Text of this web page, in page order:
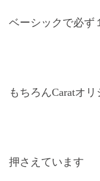
ベーシックで必ず
もちろんCaratオ
押さえています